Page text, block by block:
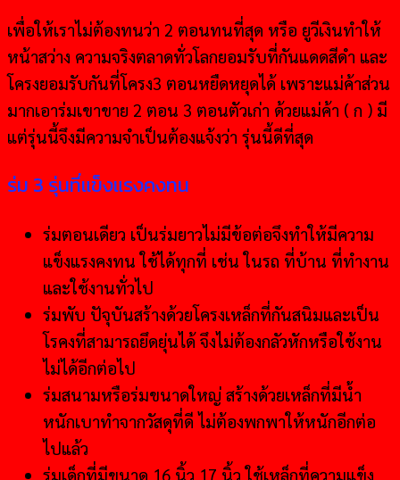
เพื่อให้เราไม่ต้องทนว่า 2 ตอนทนที่สุด หรือ ยูวีเงินทำให้
หน้าสว่าง ความจริงตลาดทั่วโลกยอมรับที่กันแดดสีดำ และ
โครงยอมรับกันที่โครง3 ตอนหยืดหยุดได้ เพราะแม่ค้าส่วน
มากเอาร่มเขาขาย 2 ตอน 3 ตอนตัวเก่า ด้วยแม่ค้า ( ก ) มี
แต่รุ่นนี้จึงมีความจำเป็นต้องแจ้งว่า รุ่นนี้ดีที่สุด
ร่ม 3 รุ่นที่แข็งแรงคงทน
ร่มตอนเดียว เป็นร่มยาวไม่มีข้อต่อจึงทำให้มีความ
แข็งแรงคงทน ใช้ได้ทุกที่ เช่น ในรถ ที่บ้าน ที่ทำงาน
และใช้งานทั่วไป
ร่มพับ ปัจุบันสร้างด้วยโครงเหล็กที่กันสนิมและเป็น
โรคงที่สามารถยึดยุ่นได้ จึงไม่ต้องกลัวหักหรือใช้งาน
ไม่ได้อีกต่อไป
ร่มสนามหรือร่มขนาดใหญ่ สร้างด้วยเหล็กที่มีนํ้า
หนักเบาทำจากวัสดุที่ดี ไม่ต้องพกพาให้หนักอีกต่อ
ไปแล้ว
ร่มเด็กที่มีขนาด 16 นิ้ว 17 นิ้ว ใช้เหล็กที่ความแข็ง